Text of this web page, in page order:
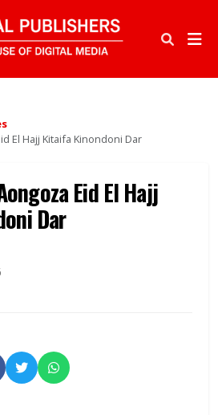
El Hajj Kitaifa Kinondoni Dar
Eid El Hajj
Dar